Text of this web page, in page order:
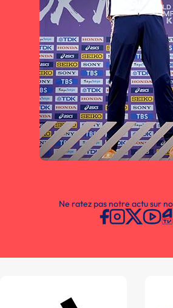
Ne ratez pas notre actu sur